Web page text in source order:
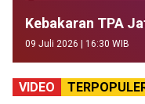
Kebakaran TPA
09 Juli 2026 | 16:30 WIB
VIDEO